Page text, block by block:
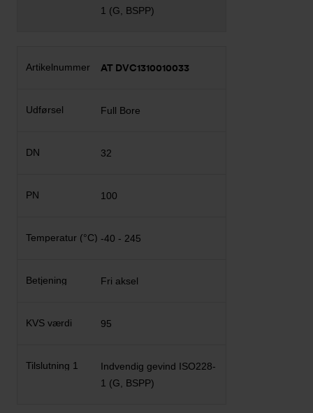
1 (G, BSPP)
AT DVC1310010033
Full Bore
32
100
-40 - 245
Fri aksel
95
Indvendig gevind ISO228-
1 (G, BSPP)